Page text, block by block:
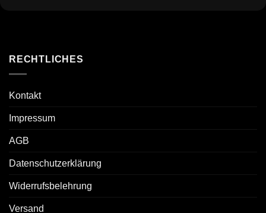
RECHTLICHES
Kontakt
Impressum
AGB
Datenschutzerklärung
Widerrufsbelehrung
Versand